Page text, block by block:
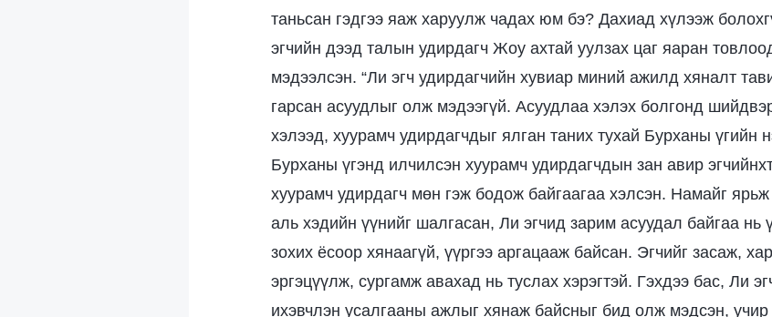
таньсан гэдгээ яаж харуулж чадах юм бэ? Дахиад хүлээж
эгчийн дээд талын удирдагч Жоу ахтай уулзах цаг яаран
мэдээлсэн. “Ли эгч удирдагчийн хувиар миний ажилд хяналт
гарсан асуудлыг олж мэдээгүй. Асуудлаа хэлэх болгонд
хэлээд, хуурамч удирдагчдыг ялган таних тухай Бурханы үгийн
Бурханы үгэнд илчилсэн хуурамч удирдагчдын зан авир
хуурамч удирдагч мөн гэж бодож байгаагаа хэлсэн. Намайг
аль хэдийн үүнийг шалгасан, Ли эгчид зарим асуудал байгаа нь
зохих ёсоор хянаагүй, үүргээ аргацааж байсан. Эгчийг засаж,
эргэцүүлж, сургамж авахад нь туслах хэрэгтэй. Гэхдээ бас, Ли
ихэвчлэн усалгааны ажлыг хянаж байсныг бид олж мэдсэн, учир